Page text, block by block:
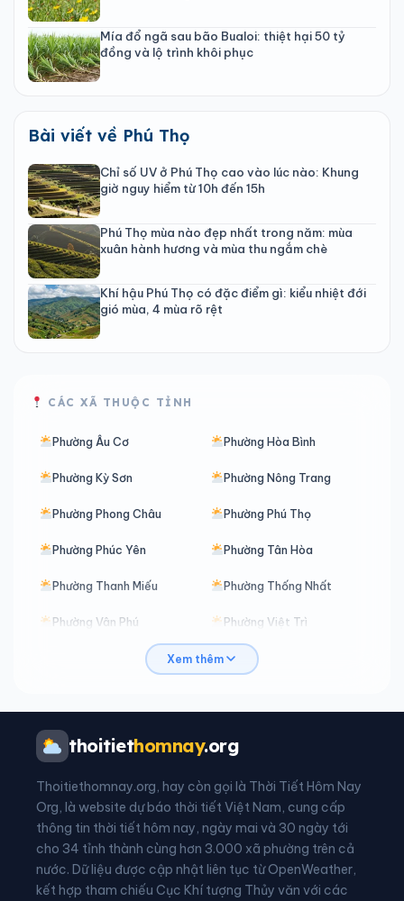
Mía đổ ngã sau bão Bualoi: thiệt hại 50 tỷ
đồng và lộ trình khôi phục
Bài viết về Phú Thọ
Chỉ số UV ở Phú Thọ cao vào lúc nào: Khung
giờ nguy hiểm từ 10h đến 15h
Phú Thọ mùa nào đẹp nhất trong năm: mùa
xuân hành hương và mùa thu ngắm chè
Khí hậu Phú Thọ có đặc điểm gì: kiểu nhiệt đới
gió mùa, 4 mùa rõ rệt
CÁC XÃ THUỘC TỈNH
Phường Âu Cơ Phường Hòa Bình
Phường Kỳ Sơn Phường Nông Trang
Phường Phong Châu Phường Phú Thọ
Phường Phúc Yên Phường Tân Hòa
Phường Thanh Miếu Phường Thống Nhất
Phường Vân Phú Phường Việt Trì
Phường Vĩnh Phúc Phường Vĩnh Yên
Xã An Nghĩa
Xã Bằng Luân
Xã Bình Nguyên Xã Bình Phú
Xã Bình Tuyền Xã Bình Xuyên
Xã Cẩm Khê Xã Cao Dương
Xem thêm
thoitiethomnay.org
Thoitiethomnay.org, hay còn gọi là Thời Tiết Hôm Nay
Org, là website dự báo thời tiết Việt Nam, cung cấp
thông tin thời tiết hôm nay, ngày mai và 30 ngày tới
cho 34 tỉnh thành cùng hơn 3.000 xã phường trên cả
nước. Dữ liệu được cập nhật liên tục từ OpenWeather,
kết hợp tham chiếu Cục Khí tượng Thủy văn với các